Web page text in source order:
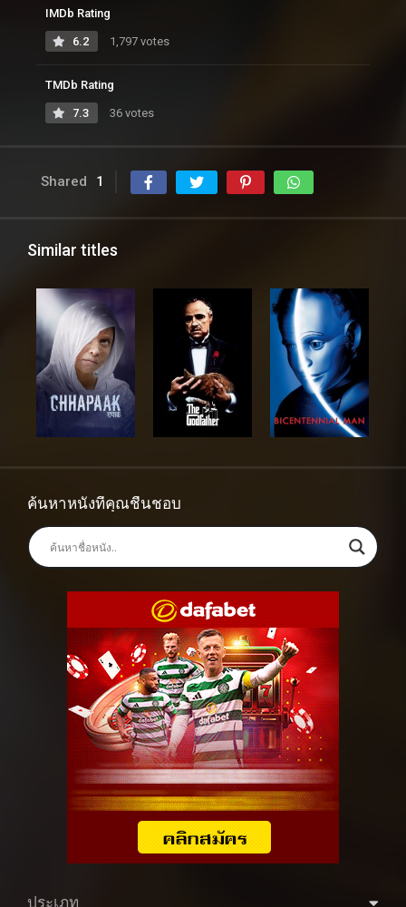
IMDb Rating
6.2 1,797 votes
TMDb Rating
7.3 36 votes
Shared 1
Similar titles
ค้นหาหนังที่คุณชื่นชอบ
ประเภท